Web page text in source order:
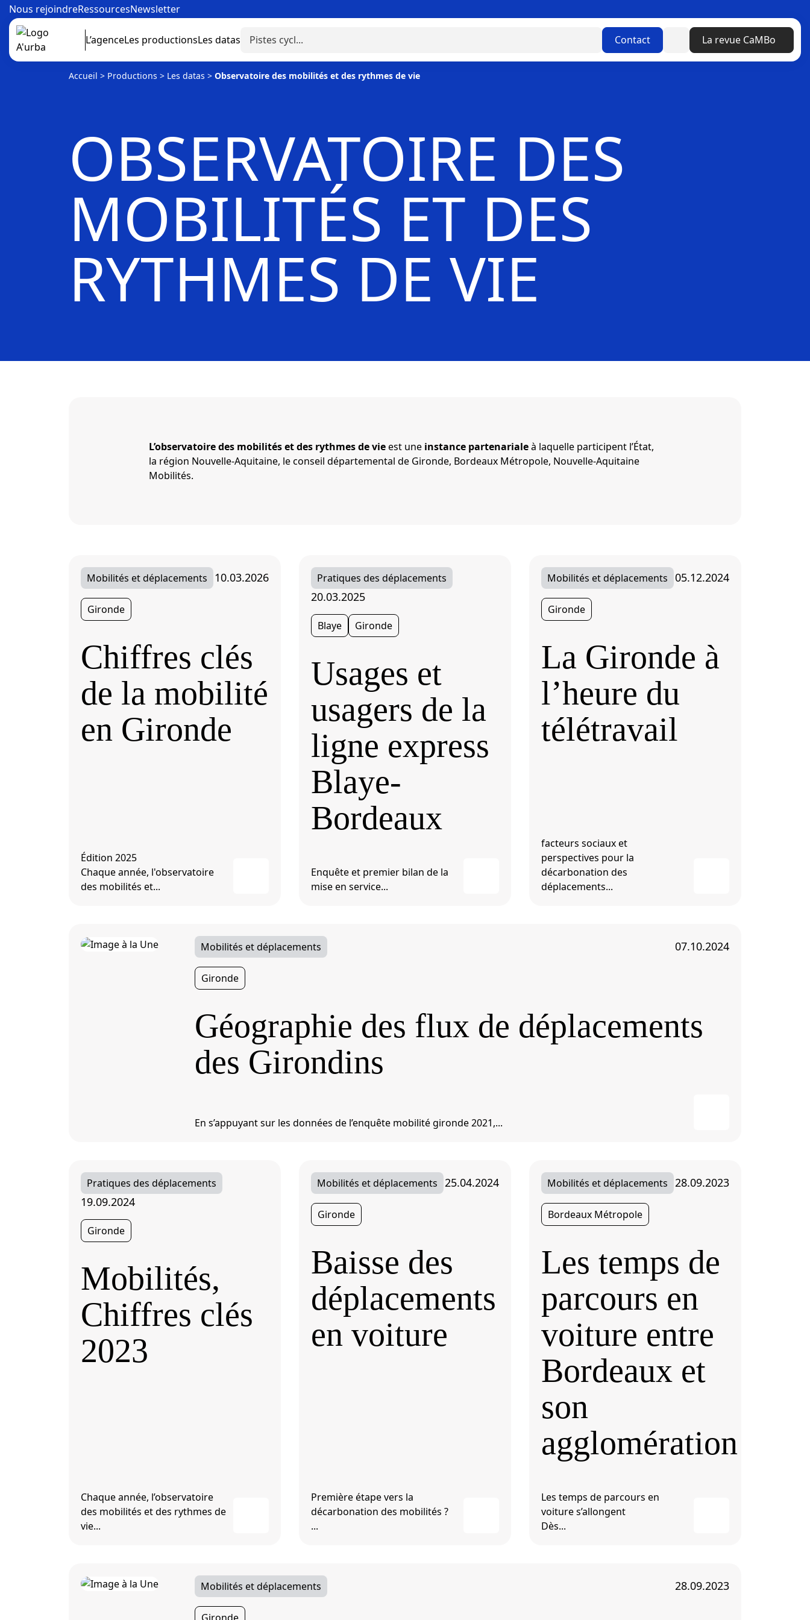
Nous rejoindreRessourcesNewsletter
L’agenceLes productionsLes datas Contact LinkedinLa revue CaMBo
Accueil > Productions > Les datas > Observatoire des mobilités et des rythmes de vie
OBSERVATOIRE DES
MOBILITÉS ET DES
RYTHMES DE VIE
L’observatoire des mobilités et des rythmes de vieest une instance partenarialeà laquelle participent l’État,
la région Nouvelle-Aquitaine, le conseil départemental de Gironde, Bordeaux Métropole, Nouvelle-Aquitaine
Mobilités.
Mobilités et déplacements 10.03.2026
Gironde
Chiffres clés
de la mobilité
en Gironde
Édition 2025
Chaque année, l'observatoire
des mobilités et...
Pratiques des déplacements
20.03.2025
Blaye Gironde
Usages et
usagers de la
ligne express
Blaye-
Bordeaux
Enquête et premier bilan de la
mise en service...
Mobilités et déplacements 05.12.2024
Gironde
La Gironde à
l’heure du
télétravail
facteurs sociaux et
perspectives pour la
décarbonation des
déplacements...
Mobilités et déplacements 07.10.2024
Gironde
Géographie des flux de déplacements
des Girondins
En s’appuyant sur les données de l’enquête mobilité gironde 2021,...
Pratiques des déplacements
19.09.2024
Gironde
Mobilités,
Chiffres clés
2023
Chaque année, l’observatoire
des mobilités et des rythmes de
vie...
Mobilités et déplacements 25.04.2024
Gironde
Baisse des
déplacements
en voiture
Première étape vers la
décarbonation des mobilités ?
...
Mobilités et déplacements 28.09.2023
Bordeaux Métropole
Les temps de
parcours en
voiture entre
Bordeaux et
son
agglomération
Les temps de parcours en
voiture s’allongent
Dès...
Mobilités et déplacements 28.09.2023